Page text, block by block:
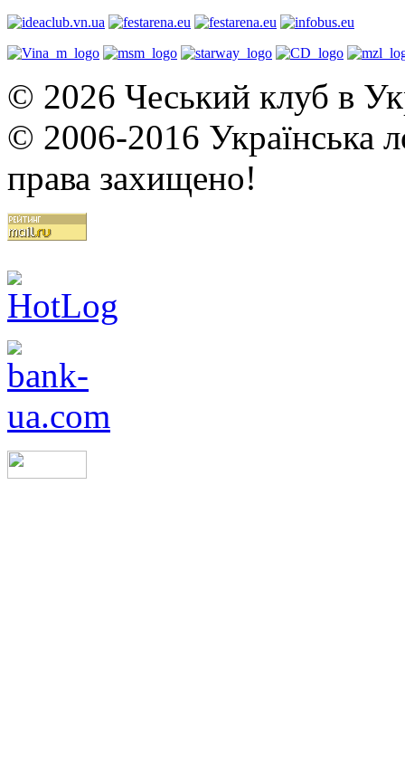
© 2026 Чеський клуб в
© 2006-2016 Українська
права захищено!